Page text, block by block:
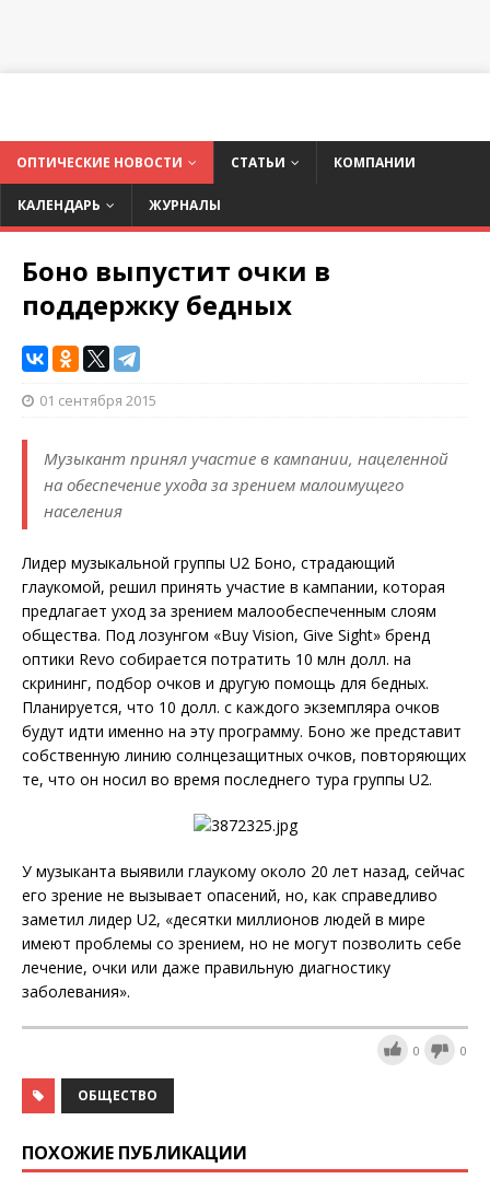
ОПТИЧЕСКИЕ НОВОСТИ СТАТЬИ КОМПАНИИ
КАЛЕНДАРЬ ЖУРНАЛЫ
Боно выпустит очки в
поддержку бедных
01 сентября 2015
Музыкант принял участие в кампании, нацеленной
на обеспечение ухода за зрением малоимущего
населения
Лидер музыкальной группы U2 Боно, страдающий
глаукомой, решил принять участие в кампании, которая
предлагает уход за зрением малообеспеченным слоям
общества. Под лозунгом «Buy Vision, Give Sight» бренд
оптики Revo собирается потратить 10 млн долл. на
скрининг, подбор очков и другую помощь для бедных.
Планируется, что 10 долл. с каждого экземпляра очков
будут идти именно на эту программу. Боно же представит
собственную линию солнцезащитных очков, повторяющих
те, что он носил во время последнего тура группы U2.
У музыканта выявили глаукому около 20 лет назад, сейчас
его зрение не вызывает опасений, но, как справедливо
заметил лидер U2, «десятки миллионов людей в мире
имеют проблемы со зрением, но не могут позволить себе
лечение, очки или даже правильную диагностику
заболевания».
0 0
ОБЩЕСТВО
ПОХОЖИЕ ПУБЛИКАЦИИ